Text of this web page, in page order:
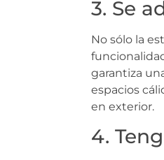
3. Se
No sólo la
garantiza
espacios
en exterior.
4.